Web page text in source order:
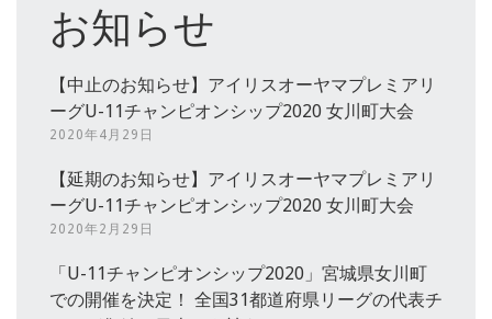
お知らせ
【中止のお知らせ】アイリスオーヤマプレミアリ
ーグU-11チャンピオンシップ2020 女川町大会
2020年4月29日
【延期のお知らせ】アイリスオーヤマプレミアリ
ーグU-11チャンピオンシップ2020 女川町大会
2020年2月29日
「U-11チャンピオンシップ2020」宮城県女川町
での開催を決定！ 全国31都道府県リーグの代表チ